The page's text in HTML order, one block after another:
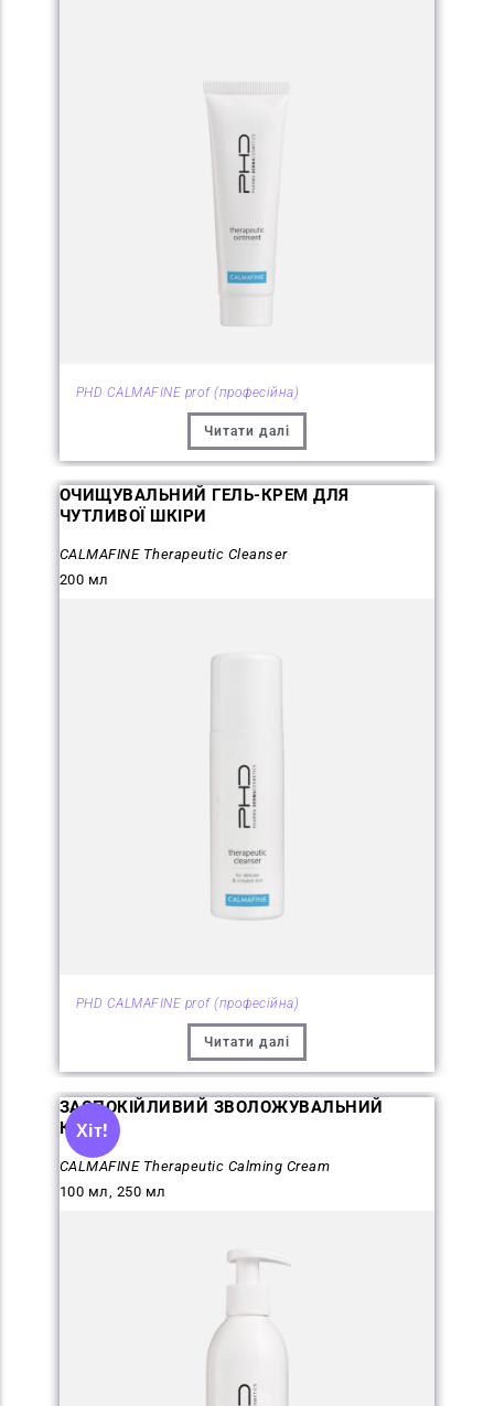
PHD CALMAFINE prof (професійна)
Читати далі
ОЧИЩУВАЛЬНИЙ ГЕЛЬ-КРЕМ ДЛЯ
ЧУТЛИВОЇ ШКІРИ
CALMAFINE Therapeutic Cleanser
200 мл
PHD CALMAFINE prof (професійна)
Читати далі
Хіт!
ЗАСПОКІЙЛИВИЙ ЗВОЛОЖУВАЛЬНИЙ
КРЕМ
CALMAFINE Therapeutic Calming Cream
100 мл, 250 мл